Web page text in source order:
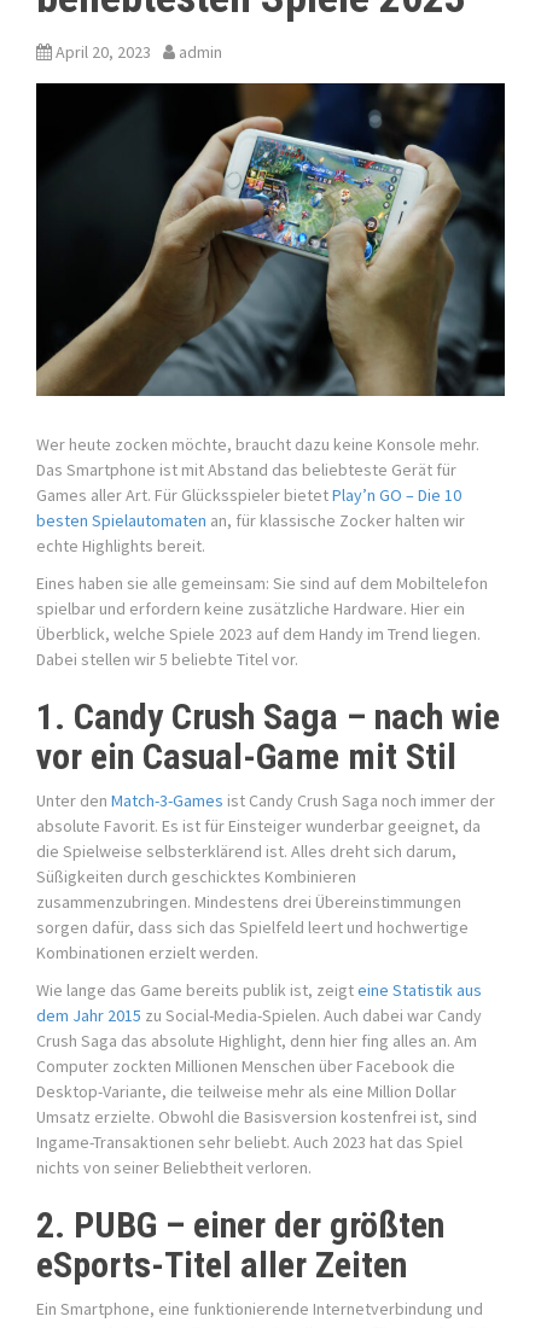
April 20, 2023 admin
Wer heute zocken möchte, braucht dazu keine Konsole mehr.
Das Smartphone ist mit Abstand das beliebteste Gerät für
Games aller Art. Für Glücksspieler bietetPlay’n GO – Die 10
besten Spielautomaten an, für klassische Zocker halten wir
echte Highlights bereit.
Eines haben sie alle gemeinsam: Sie sind auf dem Mobiltelefon
spielbar und erfordern keine zusätzliche Hardware. Hier ein
Überblick, welche Spiele 2023 auf dem Handy im Trend liegen.
Dabei stellen wir 5 beliebte Titel vor.
1. Candy Crush Saga – nach wie
vor ein Casual-Game mit Stil
Unter den Match-3-Games ist Candy Crush Saga noch immer der
absolute Favorit. Es ist für Einsteiger wunderbar geeignet, da
die Spielweise selbsterklärend ist. Alles dreht sich darum,
Süßigkeiten durch geschicktes Kombinieren
zusammenzubringen. Mindestens drei Übereinstimmungen
sorgen dafür, dass sich das Spielfeld leert und hochwertige
Kombinationen erzielt werden.
Wie lange das Game bereits publik ist, zeigteine Statistik aus
dem Jahr 2015 zu Social-Media-Spielen. Auch dabei war Candy
Crush Saga das absolute Highlight, denn hier fing alles an. Am
Computer zockten Millionen Menschen über Facebook die
Desktop-Variante, die teilweise mehr als eine Million Dollar
Umsatz erzielte. Obwohl die Basisversion kostenfrei ist, sind
Ingame-Transaktionen sehr beliebt. Auch 2023 hat das Spiel
nichts von seiner Beliebtheit verloren.
2. PUBG – einer der größten
eSports-Titel aller Zeiten
Ein Smartphone, eine funktionierende Internetverbindung und